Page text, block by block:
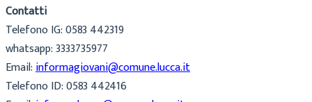
Contatti
Telefono IG: 0583 442319
whatsapp: 3333735977
Email:informagiovani@comune.lucca.it
Telefono ID: 0583 442416